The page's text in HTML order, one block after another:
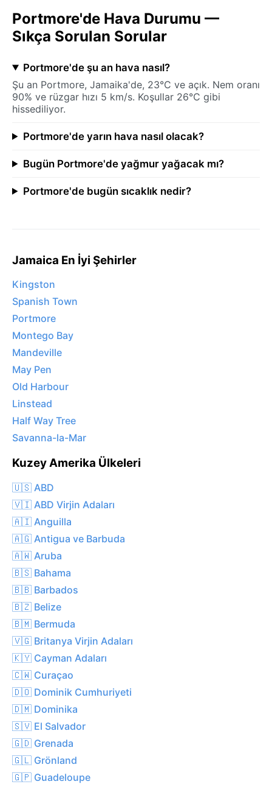
Portmore'de Hava Durumu —
Sıkça Sorulan Sorular
Portmore'de şu an hava nasıl?
Şu an Portmore, Jamaika'de, 23°C ve açık. Nem oranı
90% ve rüzgar hızı 5 km/s. Koşullar 26°C gibi
hissediliyor.
Portmore'de yarın hava nasıl olacak?
Bugün Portmore'de yağmur yağacak mı?
Portmore'de bugün sıcaklık nedir?
Jamaica En İyi Şehirler
Kingston
Spanish Town
Portmore
Montego Bay
Mandeville
May Pen
Old Harbour
Linstead
Half Way Tree
Savanna-la-Mar
Kuzey Amerika Ülkeleri
🇺🇸 ABD
🇻🇮 ABD Virjin Adaları
🇦🇮 Anguilla
🇦🇬 Antigua ve Barbuda
🇦🇼 Aruba
🇧🇸 Bahama
🇧🇧 Barbados
🇧🇿 Belize
🇧🇲 Bermuda
🇻🇬 Britanya Virjin Adaları
🇰🇾 Cayman Adaları
🇨🇼 Curaçao
🇩🇴 Dominik Cumhuriyeti
🇩🇲 Dominika
🇸🇻 El Salvador
🇬🇩 Grenada
🇬🇱 Grönland
🇬🇵 Guadeloupe